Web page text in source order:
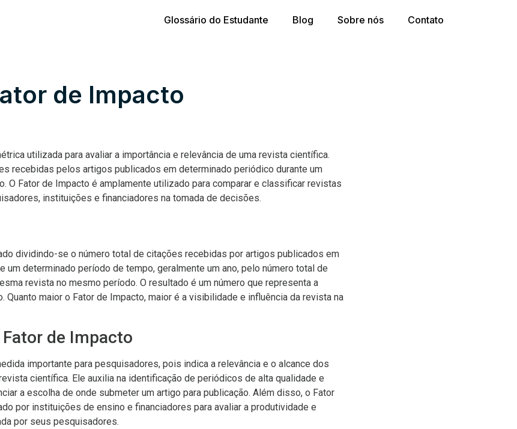
Glossário do Estudante Blog Sobre nós Contato
de Impacto
utilizada para avaliar a importância e relevância de uma revista científica.
recebidas pelos artigos publicados em determinado periódico durante um
O Fator de Impacto é amplamente utilizado para comparar e classificar revistas
instituições e financiadores na tomada de decisões.
dividindo-se o número total de citações recebidas por artigos publicados em
um determinado período de tempo, geralmente um ano, pelo número total de
revista no mesmo período. O resultado é um número que representa a
Quanto maior o Fator de Impacto, maior é a visibilidade e influência da revista na
de Impacto
importante para pesquisadores, pois indica a relevância e o alcance dos
científica. Ele auxilia na identificação de periódicos de alta qualidade e
a escolha de onde submeter um artigo para publicação. Além disso, o Fator
por instituições de ensino e financiadores para avaliar a produtividade e
por seus pesquisadores.